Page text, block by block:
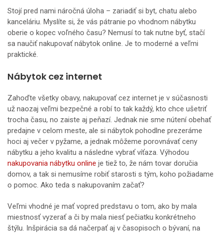
Stojí pred nami náročná úloha – zariadiť si byt, chatu alebo
kanceláriu. Myslíte si, že vás pátranie po vhodnom nábytku
oberie o kopec voľného času? Nemusí to tak nutne byť, stačí
sa naučiť nakupovať nábytok online. Je to moderné a veľmi
praktické.
Nábytok cez internet
Zahoďte všetky obavy, nakupovať cez internet je v súčasnosti
už naozaj veľmi bezpečné a robí to tak každý, kto chce ušetriť
trocha času, no zaiste aj peňazí. Jednak nie sme nútení obehať
predajne v celom meste, ale si nábytok pohodlne prezeráme
hoci aj večer v pyžame, a jednak môžeme porovnávať ceny
nábytku a jeho kvalitu a následne vybrať víťaza. Výhodou
nakupovania nábytku online je tiež to, že nám tovar doručia
domov, a tak si nemusíme robiť starosti s tým, koho požiadame
o pomoc. Ako teda s nakupovaním začať?
Veľmi vhodné je mať vopred predstavu o tom, ako by mala
miestnosť vyzerať a či by mala niesť pečiatku konkrétneho
štýlu. Inšpirácia sa dá načerpať aj v časopisoch o bývaní, na